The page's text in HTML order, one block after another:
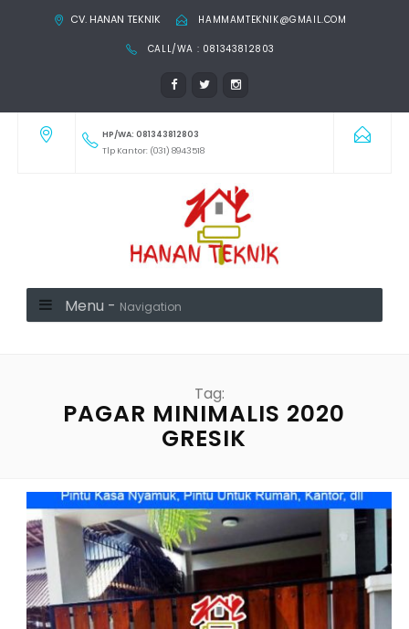
CV. HANAN TEKNIK HAMMAMTEKNIK@GMAIL.COM
CALL/WA : 081343812803
HP/WA: 081343812803
Tlp Kantor: (031) 8943518
Menu - Navigation
Tag:
PAGAR MINIMALIS 2020
GRESIK